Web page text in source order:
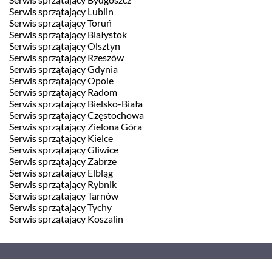
Serwis sprzątający Lublin
Serwis sprzątający Toruń
Serwis sprzątający Białystok
Serwis sprzątający Olsztyn
Serwis sprzątający Rzeszów
Serwis sprzątający Gdynia
Serwis sprzątający Opole
Serwis sprzątający Radom
Serwis sprzątający Bielsko-Biała
Serwis sprzątający Częstochowa
Serwis sprzątający Zielona Góra
Serwis sprzątający Kielce
Serwis sprzątający Gliwice
Serwis sprzątający Zabrze
Serwis sprzątający Elbląg
Serwis sprzątający Rybnik
Serwis sprzątający Tarnów
Serwis sprzątający Tychy
Serwis sprzątający Koszalin